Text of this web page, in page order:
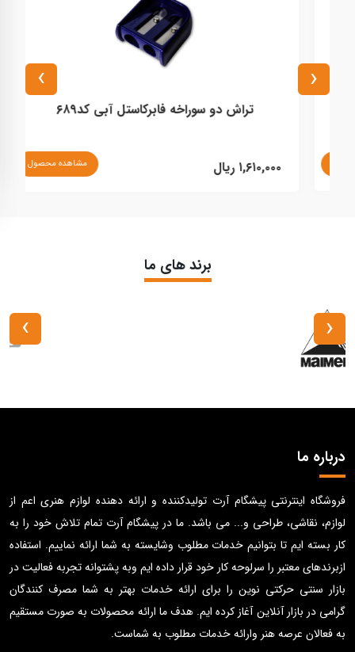
تراش دو سوراخه فابرکاستل آبی کد۶۸۹
۱,۶۱۰,۰۰۰ ریال مشاهده محصول
‹
›
برند های ما
‹
›
درباره ما
فروشگاه اینترنتی پیشگام آرت تولیدکننده و ارائه دهنده لوازم هنری اعم از
لوازم، نقاشی، طراحی و... می باشد. ما در پیشگام آرت تمام تلاش خود را به
کار بسته ایم تا بتوانیم خدمات مطلوب وشایسته به شما ارائه نماییم. استفاده
ازبرندهای معتبر را سرلوحه کار خود قرار داده ایم وبه پشتوانه تجربه فعالیت در
بازار سنتی حرکتی نوین را برای ارائه خدمات بهتر به شما مصرف کنندگان
گرامی در بازار آنلاین آغاز کرده ایم. هدف ما ارائه محصولات به صورت مستقیم
به فعالان عرصه هنر وارائه خدمات مطلوب به شماست.